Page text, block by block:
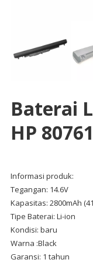
Baterai
HP
Informasi produk:
Tegangan: 14.6V
Kapasitas: 2800mAh
Tipe Baterai: Li-ion
Kondisi: baru
Warna :Black
Garansi: 1 tahun